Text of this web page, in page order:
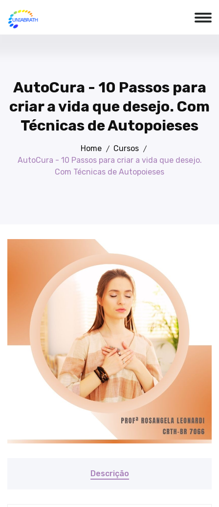
AutoCura - 10 Passos para
criar a vida que desejo. Com
Técnicas de Autopoieses
Home
Cursos
AutoCura - 10 Passos para criar a vida que desejo.
Com Técnicas de Autopoieses
Descrição